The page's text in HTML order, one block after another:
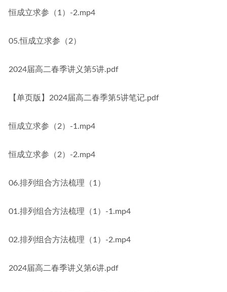
恒成立求参（1）-2.mp4
05.恒成立求参（2）
2024届高二春季讲义第5讲.pdf
【单页版】2024届高二春季第5讲笔记.pdf
恒成立求参（2）-1.mp4
恒成立求参（2）-2.mp4
06.排列组合方法梳理（1）
01.排列组合方法梳理（1）-1.mp4
02.排列组合方法梳理（1）-2.mp4
2024届高二春季讲义第6讲.pdf